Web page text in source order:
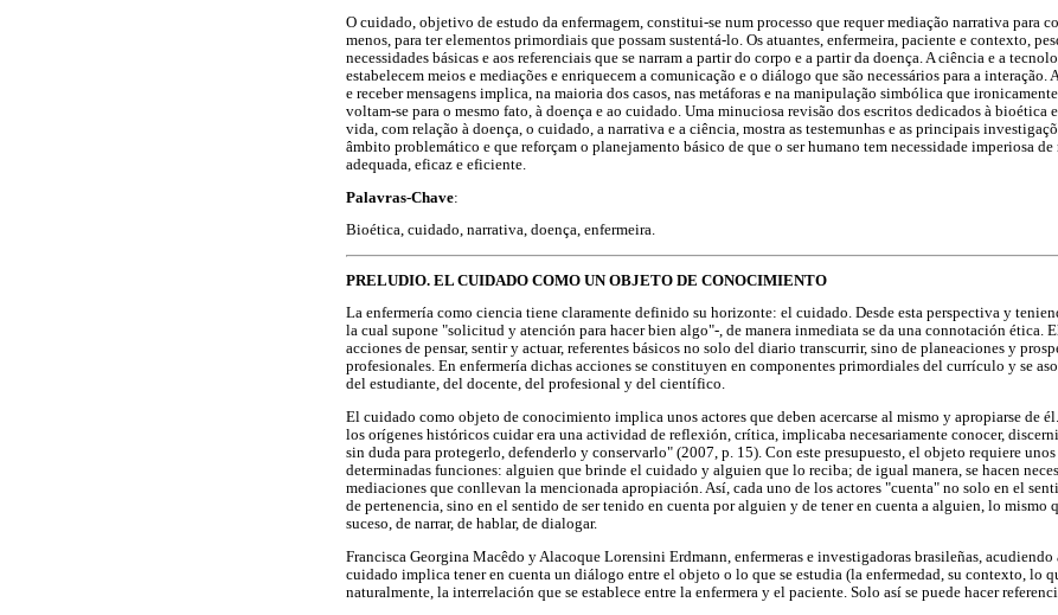
O cuidado, objetivo de estudo da enfermagem, constitui-se num processo que requer mediação narrativa para
menos, para ter elementos primordiais que possam sustentá-lo. Os atuantes, enfermeira, paciente e contexto,
necessidades básicas e aos referenciais que se narram a partir do corpo e a partir da doença. A ciência e a
estabelecem meios e mediações e enriquecem a comunicação e o diálogo que são necessários para a interação.
e receber mensagens implica, na maioria dos casos, nas metáforas e na manipulação simbólica que
voltam-se para o mesmo fato, à doença e ao cuidado. Uma minuciosa revisão dos escritos dedicados à bioética
vida, com relação à doença, o cuidado, a narrativa e a ciência, mostra as testemunhas e as principais
âmbito problemático e que reforçam o planejamento básico de que o ser humano tem necessidade imperiosa de
adequada, eficaz e eficiente.
Palavras-Chave:
Bioética, cuidado, narrativa, doença, enfermeira.
PRELUDIO. EL CUIDADO COMO UN OBJETO DE CONOCIMIENTO
La enfermería como ciencia tiene claramente definido su horizonte: el cuidado. Desde esta perspectiva y
la cual supone "solicitud y atención para hacer bien algo"-, de manera inmediata se da una connotación ética.
acciones de pensar, sentir y actuar, referentes básicos no solo del diario transcurrir, sino de planeaciones y
profesionales. En enfermería dichas acciones se constituyen en componentes primordiales del currículo y se
del estudiante, del docente, del profesional y del científico.
El cuidado como objeto de conocimiento implica unos actores que deben acercarse al mismo y apropiarse de
los orígenes históricos cuidar era una actividad de reflexión, crítica, implicaba necesariamente conocer,
sin duda para protegerlo, defenderlo y conservarlo" (2007, p. 15). Con este presupuesto, el objeto requiere
determinadas funciones: alguien que brinde el cuidado y alguien que lo reciba; de igual manera, se hacen
mediaciones que conllevan la mencionada apropiación. Así, cada uno de los actores "cuenta" no solo en el
de pertenencia, sino en el sentido de ser tenido en cuenta por alguien y de tener en cuenta a alguien, lo mismo
suceso, de narrar, de hablar, de dialogar.
Francisca Georgina Macêdo y Alacoque Lorensini Erdmann, enfermeras e investigadoras brasileñas,
cuidado implica tener en cuenta un diálogo entre el objeto o lo que se estudia (la enfermedad, su contexto, lo
naturalmente, la interrelación que se establece entre la enfermera y el paciente. Solo así se puede hacer